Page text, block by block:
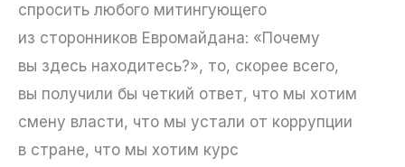
спросить любого митингующего
из сторонников Евромайдана: «Почему
вы здесь находитесь?», то, скорее всего,
вы получили бы четкий ответ, что мы хотим
смену власти, что мы устали от коррупции
в стране, что мы хотим курс